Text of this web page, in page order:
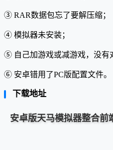
③ RAR数据包忘了要解压缩；
④ 模拟器未安装；
⑤ 自己加游戏或减游戏，没有
⑥ 安卓错用了PC版配置文件。
下载地址
安卓版天马模拟器整合前